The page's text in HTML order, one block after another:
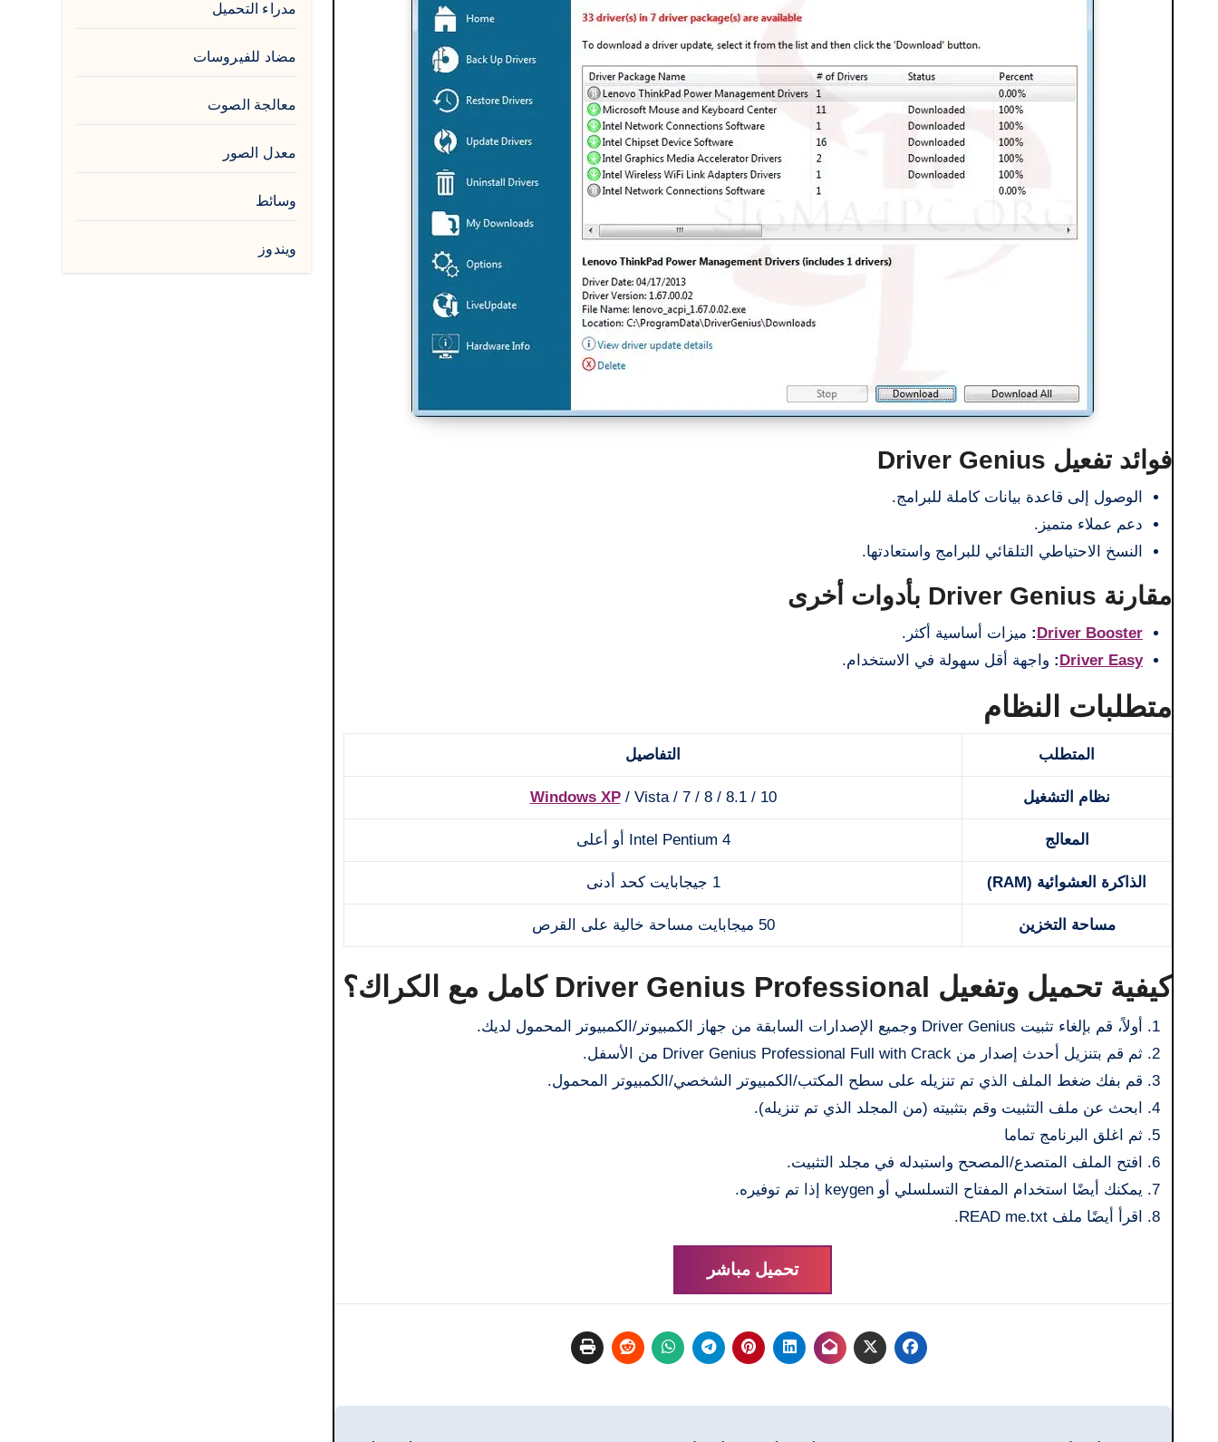
فوائد تفعيل Driver Genius
الوصول إلى قاعدة بيانات كاملة للبرامج.
دعم عملاء متميز.
النسخ الاحتياطي التلقائي للبرامج واستعادتها.
مقارنة Driver Genius بأدوات أخرى
Driver Booster
: ميزات أساسية أكثر.
Driver Easy
: واجهة أقل سهولة في الاستخدام.
متطلبات النظام
المتطلب التفاصيل
نظام التشغيل Windows XP/ Vista / 7 / 8 / 8.1 / 10
المعالج Intel Pentium 4 أو أعلى
الذاكرة العشوائية (RAM) 1 جيجابايت كحد أدنى
مساحة التخزين 50 ميجابايت مساحة خالية على القرص
كيفية تحميل وتفعيل Driver Genius Professional كامل مع الكراك؟
أولاً، قم بإلغاء تثبيت Driver Genius وجميع الإصدارات السابقة من جهاز الكمبيوتر/الكمبيوتر المحمول لديك.
ثم قم بتنزيل أحدث إصدار من Driver Genius Professional Full with Crack من الأسفل.
قم بفك ضغط الملف الذي تم تنزيله على سطح المكتب/الكمبيوتر الشخصي/الكمبيوتر المحمول.
ابحث عن ملف التثبيت وقم بتثبيته (من المجلد الذي تم تنزيله).
ثم اغلق البرنامج تماما
افتح الملف المتصدع/المصحح واستبدله في مجلد التثبيت.
يمكنك أيضًا استخدام المفتاح التسلسلي أو keygen إذا تم توفيره.
اقرأ أيضًا ملف READ me.txt.
تحميل مباشر
مدراء التحميل
مضاد للفيروسات
معالجة الصوت
معدل الصور
وسائط
ويندوز